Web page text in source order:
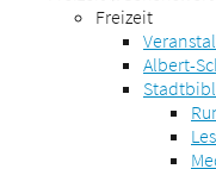
Freizeit
Albert-